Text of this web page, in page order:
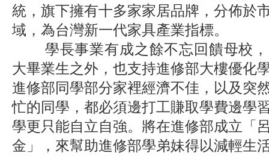
統，旗下擁有十多家家居品牌，分佈於
域，為台灣新一代家具產業指標。
學長事業有成之餘不忘回饋母校，
大畢業生之外，也支持進修部大樓優化
進修部同學部分家裡經濟不佳，以及突
忙的同學，都必須邊打工賺取學費邊學
學更只能自立自強。將在進修部成立「
金」，來幫助進修部學弟妹得以減輕生